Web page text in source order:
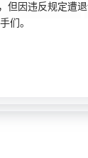
但因违反规定遭
们。